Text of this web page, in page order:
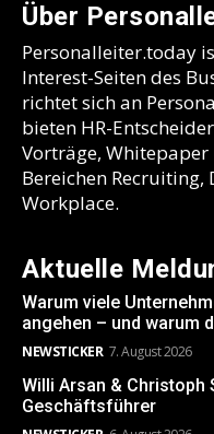
Über
Personalleiter.today
Interest-Seiten des
richtet sich an
bieten HR-
Vorträge,
Bereichen
Workplace.
Aktuelle
Warum viele
angehen – und warum
NEWSTICKER 7. August 2026
Willi Arsan & Christoph
Geschäftsführer